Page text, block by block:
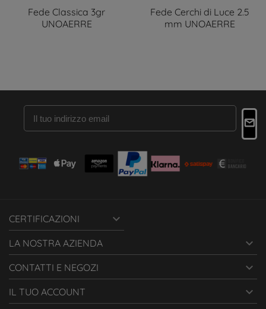
Fede Classica 3gr
UNOAERRE
Fede Cerchi di Luce 2.5
mm UNOAERRE
CERTIFICAZIONI 
LA NOSTRA AZIENDA 
CONTATTI E NEGOZI 
IL TUO ACCOUNT 